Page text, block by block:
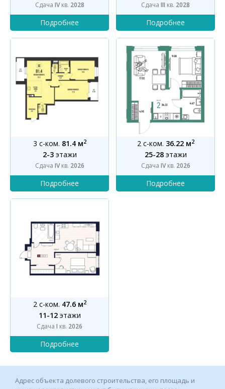
Сдача IVкв. 2028 Сдача III кв. 2028
3 с-ком. 81.4 м2
2-3этажи
Сдача IVкв. 2026
2 с-ком. 36.22 м2
25-28этажи
Сдача IVкв. 2026
2 с-ком. 47.6 м2
11-12этажи
Сдача I кв. 2026
Адрес объекта долевого строительства, его площадь и